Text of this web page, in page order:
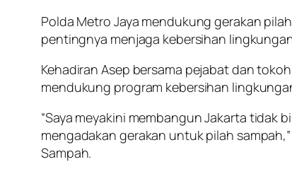
Polda Metro Jaya mendukung gerakan
pentingnya menjaga kebersihan
Kehadiran Asep bersama pejabat dan
mendukung program kebersihan
“Saya meyakini membangun Jakarta tidak
mengadakan gerakan untuk pilah
Sampah.